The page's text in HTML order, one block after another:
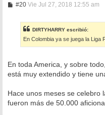
#20M
s
a
j
e
Vie Jul 27, 2018 12:55 am
DIRTYHARRY escribió:
En Colombia ya se juega la Liga
En toda America, y sobre
está muy extendido y tiene
Hace unos meses se celebro
fueron más de 50.000